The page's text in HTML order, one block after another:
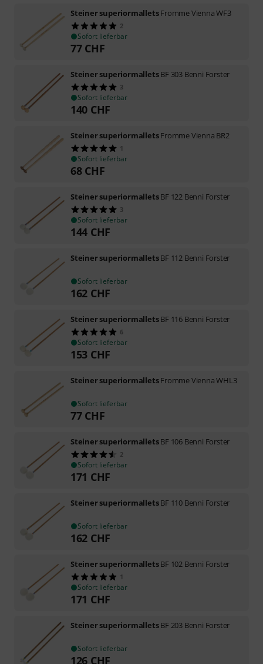
Steiner superiormalletsFromme Vienna WF3
2
Sofort lieferbar
77 CHF
Steiner superiormalletsBF 303 Benni Forster
3
Sofort lieferbar
140 CHF
Steiner superiormalletsFromme Vienna BR2
1
Sofort lieferbar
68 CHF
Steiner superiormalletsBF 122 Benni Forster
3
Sofort lieferbar
144 CHF
Steiner superiormalletsBF 112 Benni Forster
Sofort lieferbar
162 CHF
Steiner superiormalletsBF 116 Benni Forster
6
Sofort lieferbar
153 CHF
Steiner superiormalletsFromme Vienna WHL3
Sofort lieferbar
77 CHF
Steiner superiormalletsBF 106 Benni Forster
2
Sofort lieferbar
171 CHF
Steiner superiormalletsBF 110 Benni Forster
Sofort lieferbar
162 CHF
Steiner superiormalletsBF 102 Benni Forster
1
Sofort lieferbar
171 CHF
Steiner superiormalletsBF 203 Benni Forster
Sofort lieferbar
126 CHF